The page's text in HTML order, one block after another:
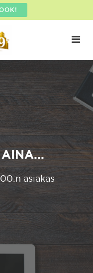
asiakas